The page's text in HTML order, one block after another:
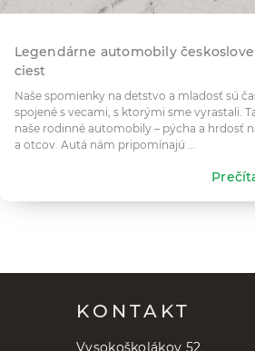
Legendárne automobily
ciest
Naše spomienky na detstvo a mladosť sú
spojené s vecami, s ktorými sme vyrastali.
naše rodinné automobily – pýcha a hrdosť
a otcov. Autá nám pripomínajú ...
KONTAKT
Vysokoškolákov 52